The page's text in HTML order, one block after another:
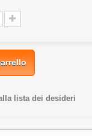
lista dei desideri